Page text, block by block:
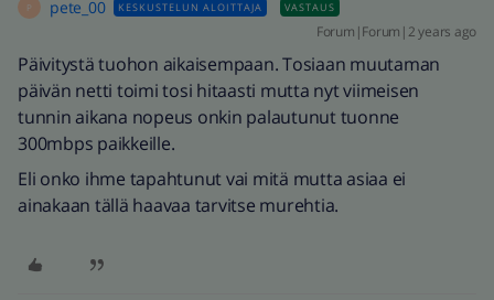
P pete_00 KESKUSTELUN ALOITTAJA VASTAUS
Forum|Forum|2 years ago
Päivitystä tuohon aikaisempaan. Tosiaan muutaman
päivän netti toimi tosi hitaasti mutta nyt viimeisen
tunnin aikana nopeus onkin palautunut tuonne
300mbps paikkeille.
Eli onko ihme tapahtunut vai mitä mutta asiaa ei
ainakaan tällä haavaa tarvitse murehtia.